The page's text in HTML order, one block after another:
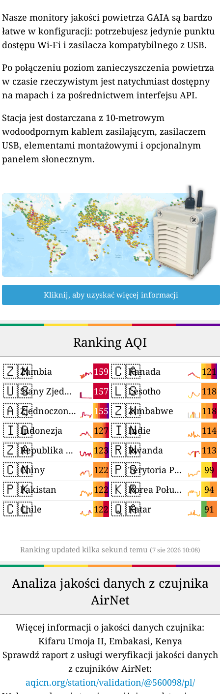
Nasze monitory jakości powietrza GAIA są bardzo
łatwe w konfiguracji: potrzebujesz jedynie punktu
dostępu Wi-Fi i zasilacza kompatybilnego z USB.
Po połączeniu poziom zanieczyszczenia powietrza
w czasie rzeczywistym jest natychmiast dostępny
na mapach i za pośrednictwem interfejsu API.
Stacja jest dostarczana z 10-metrowym
wodoodpornym kablem zasilającym, zasilaczem
USB, elementami montażowymi i opcjonalnym
panelem słonecznym.
Kliknij, aby uzyskać więcej informacji
Ranking AQI
🇿🇲 159
Zambia
🇺🇸 157
Stany Zjednoczone
🇦🇪 155
Zjednoczone Emiraty Arabskie
🇮🇩 127
Indonezja
🇿🇦 123
Republika Południowej Afryki
🇨🇳 122
Chiny
🇵🇰 122
Pakistan
🇨🇱 122
Chile
🇨🇦 121
Kanada
🇱🇸 118
Lesotho
🇿🇼 118
Zimbabwe
🇮🇳 114
Indie
🇷🇼 113
Rwanda
🇵🇸 99
Terytoria Palestyńskie
🇰🇷 94
Korea Południowa
🇶🇦 91
Katar
Ranking updated kilka sekund temu (7 sie 2026 10:08)
Analiza jakości danych z czujnika
AirNet
Więcej informacji o jakości danych czujnika:
Kifaru Umoja II, Embakasi, Kenya
Sprawdź raport z usługi weryfikacji jakości danych
z czujników AirNet:
aqicn.org/station/validation/@560098/pl/